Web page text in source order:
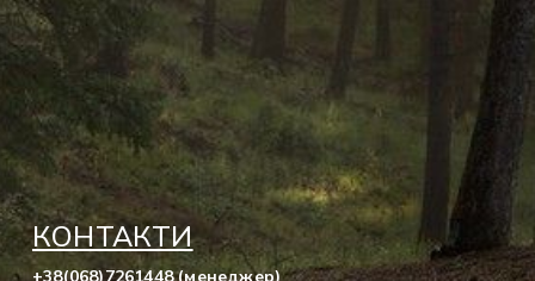
КОНТАКТИ
+38(068)7261448 (менеджер)